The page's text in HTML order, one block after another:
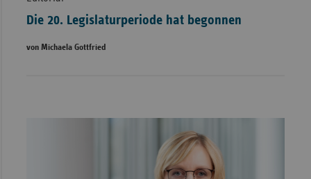
Die 20. Legislaturperiode hat begonnen
von Michaela Gottfried